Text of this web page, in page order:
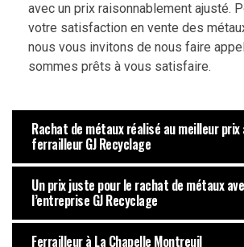
avec un prix raisonnablement ajusté.
votre satisfaction en vente des
nous vous invitons de nous faire
sommes prêts à vous satisfaire.
Rachat de métaux réalisé au meilleur prix
ferrailleur GJ Recyclage
Un prix juste pour le rachat de métaux
l’entreprise GJ Recyclage
Ferrailleur à La Chapelle Montreuil